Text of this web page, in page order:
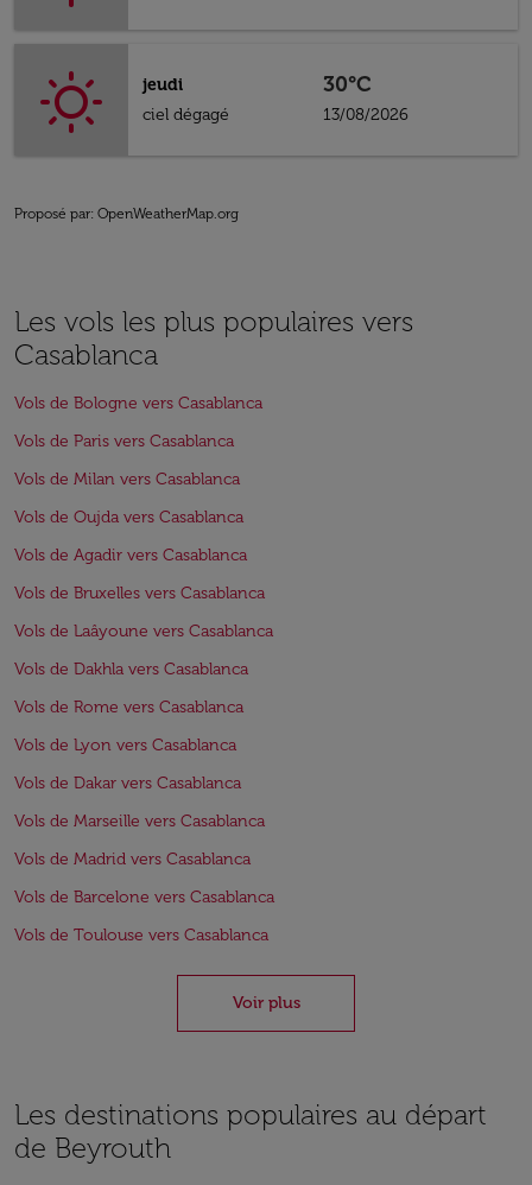
jeudi
ciel dégagé
30°C
13/08/2026
Proposé par: OpenWeatherMap.org
Les vols les plus populaires vers
Casablanca
Vols de Bologne vers Casablanca
Vols de Paris vers Casablanca
Vols de Milan vers Casablanca
Vols de Oujda vers Casablanca
Vols de Agadir vers Casablanca
Vols de Bruxelles vers Casablanca
Vols de Laâyoune vers Casablanca
Vols de Dakhla vers Casablanca
Vols de Rome vers Casablanca
Vols de Lyon vers Casablanca
Vols de Dakar vers Casablanca
Vols de Marseille vers Casablanca
Vols de Madrid vers Casablanca
Vols de Barcelone vers Casablanca
Vols de Toulouse vers Casablanca
Voir plus
Les destinations populaires au départ
de Beyrouth